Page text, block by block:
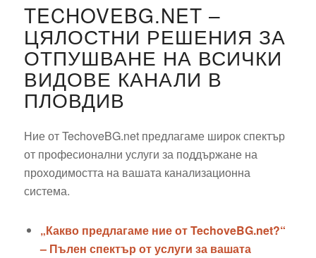
TECHOVEBG.NET –
ЦЯЛОСТНИ РЕШЕНИЯ ЗА
ОТПУШВАНЕ НА ВСИЧКИ
ВИДОВЕ КАНАЛИ В
ПЛОВДИВ
Ние от TechoveBG.net предлагаме широк спектър
от професионални услуги за поддържане на
проходимостта на вашата канализационна
система.
„Какво предлагаме ние от TechoveBG.net?“
– Пълен спектър от услуги за вашата